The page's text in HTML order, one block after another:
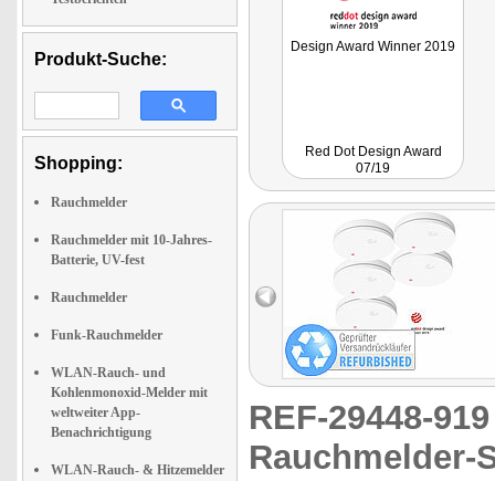
Produkt-Suche:
Shopping:
Rauchmelder
Rauchmelder mit 10-Jahres-
Batterie, UV-fest
Rauchmelder
Funk-Rauchmelder
WLAN-Rauch- und
Kohlenmonoxid-Melder mit
weltweiter App-
Benachrichtigung
WLAN-Rauch- & Hitzemelder
Design Award Winner 2019
Red Dot Design Award
07/19
REF-29448-
Rauchmelder-